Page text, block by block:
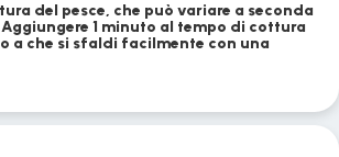
del pesce, che può variare a seconda
1 minuto al tempo di cottura
a che si sfaldi facilmente con una